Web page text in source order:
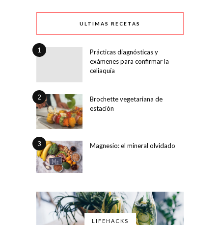
ULTIMAS RECETAS
1
Prácticas diagnósticas y
exámenes para confirmar la
celiaquía
2
Brochette vegetariana de
estación
3 Magnesio: el mineral olvidado
LIFEHACKS